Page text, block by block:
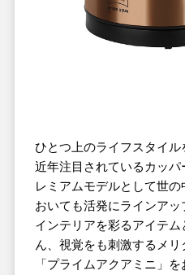
ひとつ上のライフスタイ
近年注目されているカッ
レミアムモデルとして世
おいても活発にラインア
インテリアを彩るアイテ
ん、視覚をも刺激するメ
「プライムアクアミニ」を